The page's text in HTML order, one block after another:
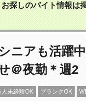
お探しのバイト情報は
ニアも活躍
＠夜勤＊週2
人未経験OK ブランクOK